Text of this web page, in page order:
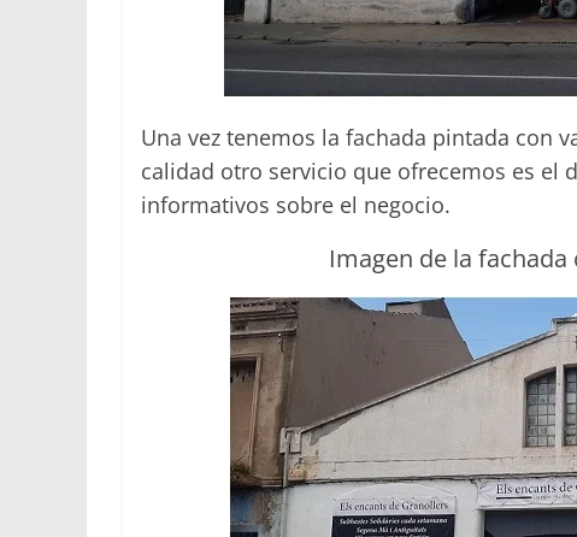
Una vez tenemos la fachada pintada con
calidad otro servicio que ofrecemos es el
informativos sobre el negocio.
Imagen de la